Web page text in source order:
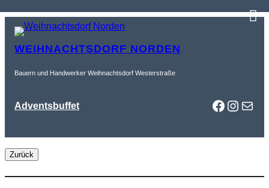
Inhalt
springen
WEIHNACHTSDORF NORDEN
Bauern und Handwerker Weihnachtsdorf Westerstraße
Adventsbuffet Mail